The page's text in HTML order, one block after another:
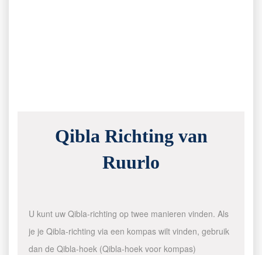
Qibla Richting van
Ruurlo
U kunt uw Qibla-richting op twee manieren vinden. Als
je je Qibla-richting via een kompas wilt vinden, gebruik
dan de Qibla-hoek (Qibla-hoek voor kompas)